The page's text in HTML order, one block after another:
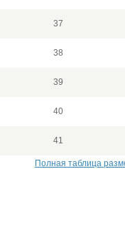
37
38
39
40
41
Полная таблица